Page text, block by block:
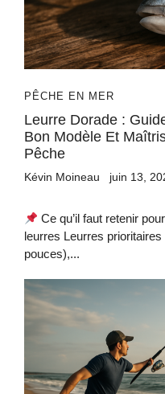
PÊCHE EN MER
Leurre Dorade :
Bon Modèle Et
Pêche
Kévin Moineau juin 13,
Ce qu’il faut retenir
leurres Leurres
pouces),...